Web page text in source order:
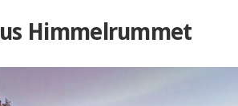
Himmelrummet